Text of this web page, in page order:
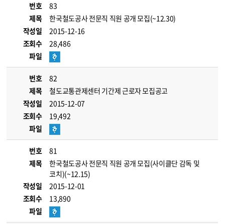
번호
83
제목
한국철도공사 전문직 직원 공개 모집(~12.30)
작성일
2015-12-16
조회수
28,486
파일
번호
82
제목
철도교통관제센터 기간제 근로자 모집공고
작성일
2015-12-07
조회수
19,492
파일
번호
81
제목
한국철도공사 전문직 직원 공개 모집(사이클단 감독 및
코치)(~12.15)
작성일
2015-12-01
조회수
13,890
파일